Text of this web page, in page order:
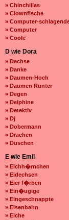
» Chinchillas
» Clownfische
» Computer-
» Computer
» Coole
D wie Dora
» Dachse
» Danke
» Daumen-Hoch
» Daumen Runter
» Degen
» Delphine
» Detektiv
» Dj
» Dobermann
» Drachen
» Duschen
E wie Emil
» Eichh�rnchen
» Eidechsen
» Eier f�rben
» Ein�ugige
» Eingeschnappte
» Eisenbahn
» Elche